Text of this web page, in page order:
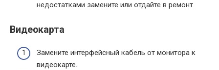
недостатками замените или отдайте в ремонт.
Видеокарта
Замените интерфейсный кабель от монитора к
видеокарте.